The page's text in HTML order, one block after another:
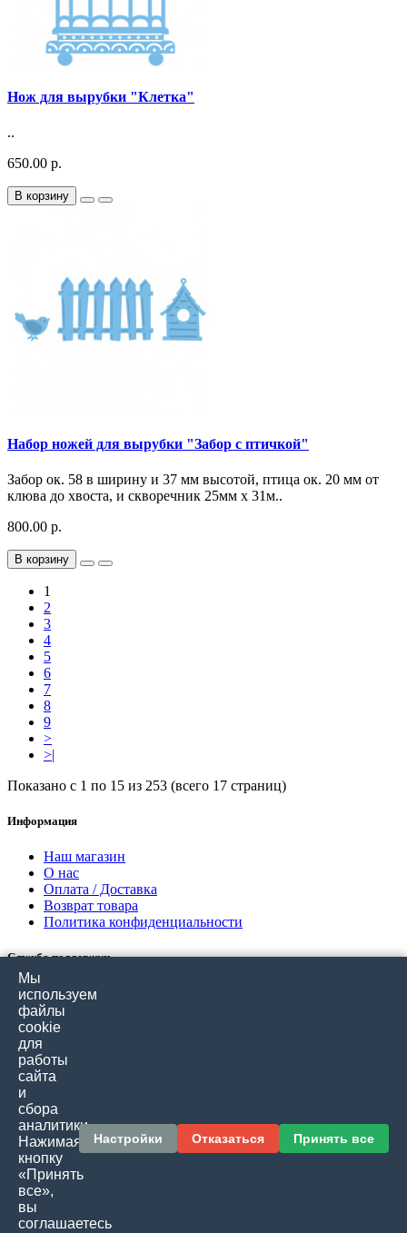
Нож для вырубки "Клетка"
..
650.00 р.
В корзину
Набор ножей для вырубки "Забор с птичкой"
Забор ок. 58 в ширину и 37 мм высотой, птица ок. 20 мм от
клюва до хвоста, и скворечник 25мм х 31м..
800.00 р.
В корзину
1
2
3
4
5
6
7
8
9
>
>|
Показано с 1 по 15 из 253 (всего 17 страниц)
Информация
Наш магазин
О нас
Оплата / Доставка
Возврат товара
Политика конфиденциальности
Служба поддержки
Связаться с нами
Отзывы покупателей
Карта сайта
Дополнительно
Подарочные сертификаты
Товары со скидкой
Личный кабинет
Личный кабинет
История заказов
Мы
используем
файлы
cookie
для
работы
сайта
и
сбора
аналитики.
Нажимая
кнопку
«Принять
все»,
вы
соглашаетесь
Настройки Отказаться Принять все